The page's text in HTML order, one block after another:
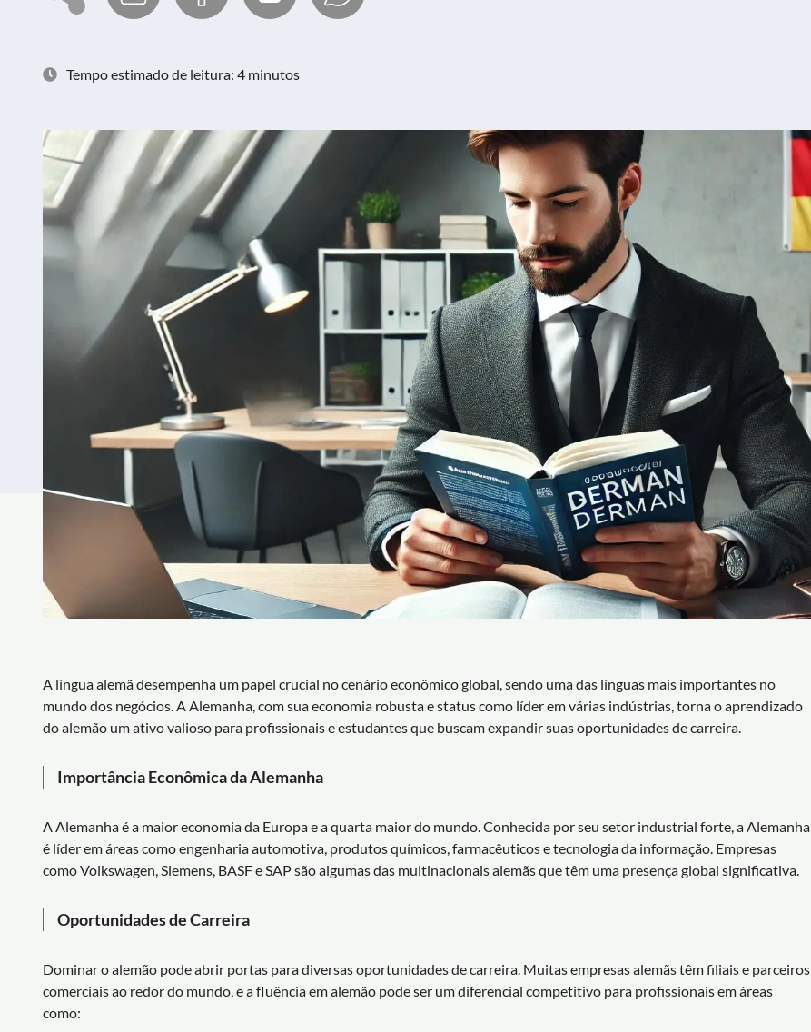
Tempo estimado de leitura: 4 minutos
A língua alemã desempenha um papel crucial no cenário econômico global, sendo uma das línguas mais importantes no
mundo dos negócios. A Alemanha, com sua economia robusta e status como líder em várias indústrias, torna o aprendizado
do alemão um ativo valioso para profissionais e estudantes que buscam expandir suas oportunidades de carreira.
Importância Econômica da Alemanha
A Alemanha é a maior economia da Europa e a quarta maior do mundo. Conhecida por seu setor industrial forte, a Alemanha
é líder em áreas como engenharia automotiva, produtos químicos, farmacêuticos e tecnologia da informação. Empresas
como Volkswagen, Siemens, BASF e SAP são algumas das multinacionais alemãs que têm uma presença global significativa.
Oportunidades de Carreira
Dominar o alemão pode abrir portas para diversas oportunidades de carreira. Muitas empresas alemãs têm filiais e parceiros
comerciais ao redor do mundo, e a fluência em alemão pode ser um diferencial competitivo para profissionais em áreas
como: